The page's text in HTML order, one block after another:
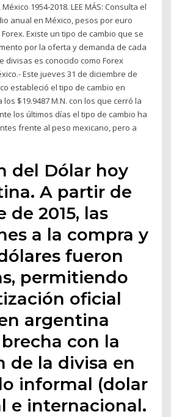
1954-2018. LEE MÁS: Consulta el
anual en México, pesos por euro
Forex. Existe un tipo de cambio que se
por la oferta y demanda de cada
divisas es conocido como Forex
estableció el tipo de cambio en
los $19.9487 M.N. con los que cerró la
los últimos días el tipo de cambio ha
frente al peso mexicano, pero a
del Dólar hoy
A partir de
de 2015, las
a la compra y
fueron
permitiendo
oficial
argentina
con la
de la divisa en
informal (dolar
e internacional.